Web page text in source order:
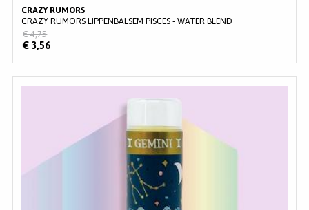
CRAZY RUMORS
CRAZY RUMORS LIPPENBALSEM PISCES - WATER BLEND
€ 3,56
€ 4,75